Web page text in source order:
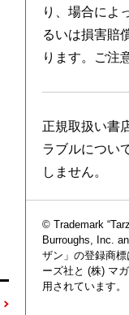
り、場合によ
るいは損害賠
ります。ご注
正規取扱い書
ラブルについ
しません。
© Trademark
Burroughs, Inc.
ザン」の登録商
ーズ社と (株) マ
用されています。